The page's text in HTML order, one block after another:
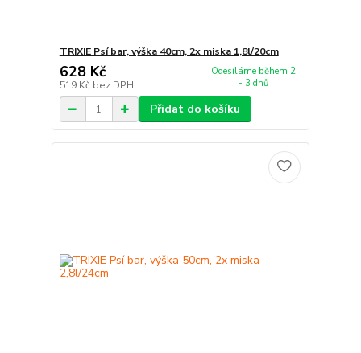
TRIXIE Psí bar, výška 40cm, 2x miska 1,8l/20cm
628 Kč
519 Kč bez DPH
Odesíláme během 2
- 3 dnů
Přidat do košíku